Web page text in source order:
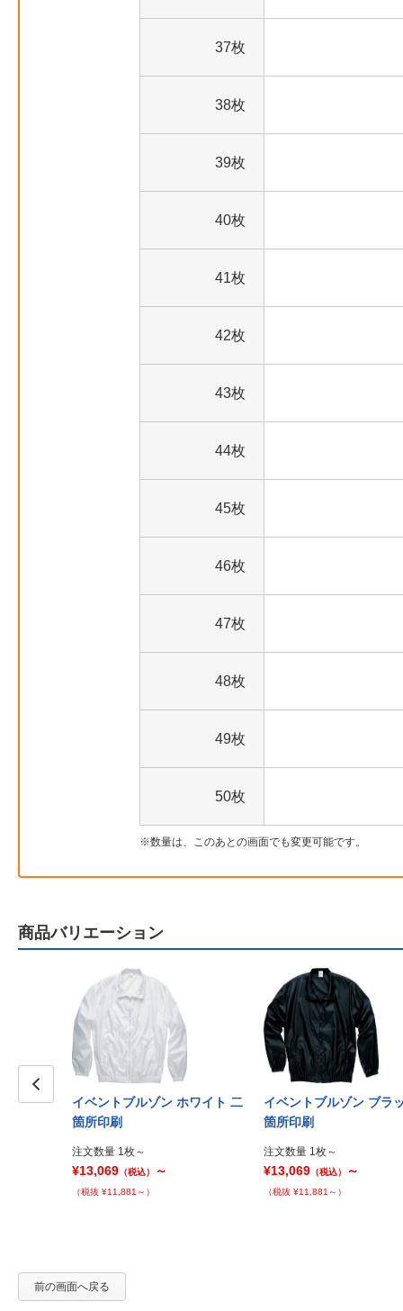
37枚
38枚
39枚
40枚
41枚
42枚
43枚
44枚
45枚
46枚
47枚
48枚
49枚
50枚
数量は、このあとの画面でも変更可能です。
商品バリエーション
イベントブルゾン ホワイト 二
箇所印刷
注文数量 1枚～
¥13,069 （税込） ～
（税抜 ¥11,881～）
イベントブルゾン ブラ
箇所印刷
注文数量 1枚～
¥13,069 （税込） ～
（税抜 ¥11,881～）
前の画面へ戻る